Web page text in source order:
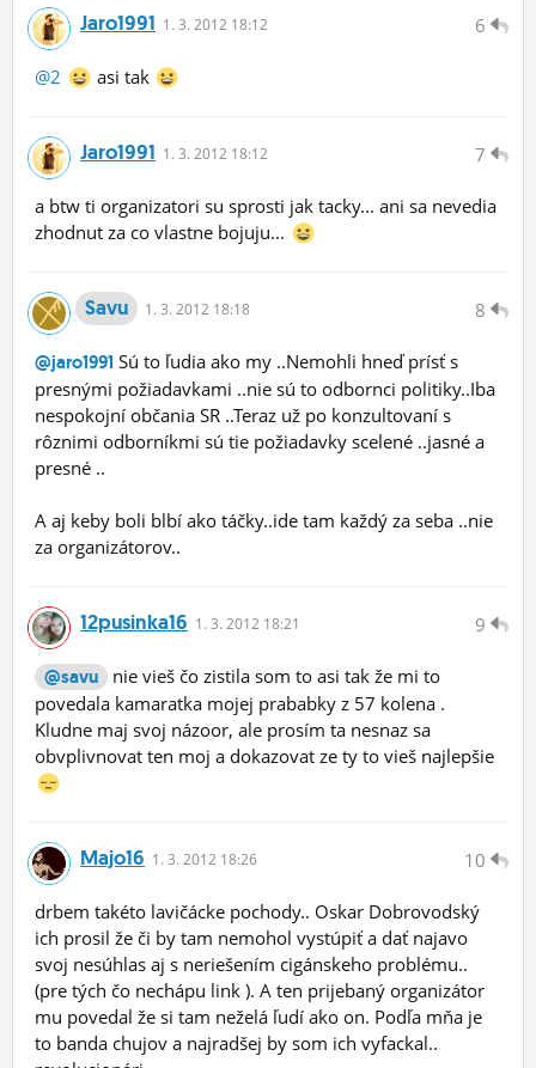
6
Jaro1991 1. 3. 2012 18:12
@2 asi tak
7
Jaro1991 1. 3. 2012 18:12
a btw ti organizatori su sprosti jak tacky... ani sa nevedia
zhodnut za co vlastne bojuju...
8
Savu 1. 3. 2012 18:18
@jaro1991 Sú to ľudia ako my ..Nemohli hneď prísť s
presnými požiadavkami ..nie sú to odbornci politiky..Iba
nespokojní občania SR ..Teraz už po konzultovaní s
rôznimi odborníkmi sú tie požiadavky scelené ..jasné a
presné ..
A aj keby boli blbí ako táčky..ide tam každý za seba ..nie
za organizátorov..
9
12pusinka16 1. 3. 2012 18:21
@savu
nie vieš čo zistila som to asi tak že mi to
povedala kamaratka mojej prababky z 57 kolena .
Kludne maj svoj názoor, ale prosím ta nesnaz sa
obvplivnovat ten moj a dokazovat ze ty to vieš najlepšie
10
Majo16 1. 3. 2012 18:26
drbem takéto lavičácke pochody.. Oskar Dobrovodský
ich prosil že či by tam nemohol vystúpiť a dať najavo
svoj nesúhlas aj s neriešením cigánskeho problému..
(pre tých čo nechápu link ). A ten prijebaný organizátor
mu povedal že si tam neželá ľudí ako on. Podľa mňa je
to banda chujov a najradšej by som ich vyfackal..